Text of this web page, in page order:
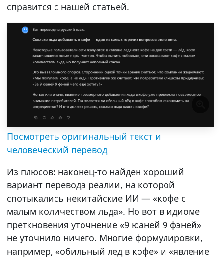
справится с нашей статьей.
Посмотреть оригинальный текст и
человеческий перевод
Из плюсов: наконец-то найден хороший
вариант перевода реалии, на которой
спотыкались некитайские ИИ — «кофе с
малым количеством льда». Но вот в идиоме
преткновения уточнение «9 юаней 9 фэней»
не уточнило ничего. Многие формулировки,
например, «обильный лед в кофе» и «явление